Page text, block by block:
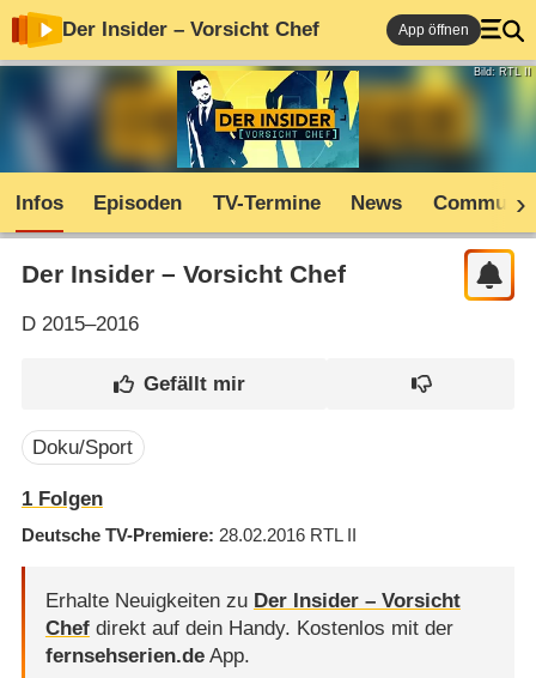
Der Insider – Vorsicht Chef App öffnen
Bild: RTL II
Infos Episoden TV-Termine News
Der Insider – Vorsicht Chef
D2015–2016
Doku/Sport
1Folgen
Deutsche TV-Premiere 28.02.2016 RTL II
Erhalte Neuigkeiten zu Der Insider – Vorsicht
Chefdirekt auf dein Handy. Kostenlos mit der
fernsehserien.deApp.